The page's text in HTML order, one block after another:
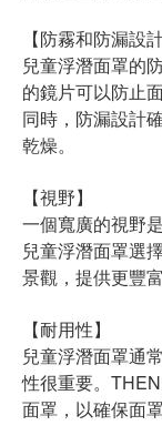
【防霧和防漏設計
兒童浮潛面罩的
的鏡片可以防止
同時，防漏設計
乾燥。
【視野】
一個寬廣的視野
兒童浮潛面罩選
景觀，提供更豐
【耐用性】
兒童浮潛面罩通
性很重要。
面罩，以確保面